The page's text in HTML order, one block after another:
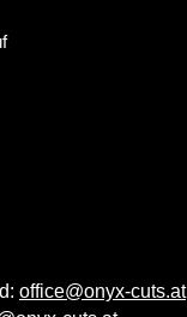
office@onyx-cuts.at